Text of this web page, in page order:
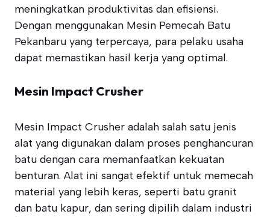
meningkatkan produktivitas dan efisiensi.
Dengan menggunakan Mesin Pemecah Batu
Pekanbaru yang terpercaya, para pelaku usaha
dapat memastikan hasil kerja yang optimal.
Mesin Impact Crusher
Mesin Impact Crusher adalah salah satu jenis
alat yang digunakan dalam proses penghancuran
batu dengan cara memanfaatkan kekuatan
benturan. Alat ini sangat efektif untuk memecah
material yang lebih keras, seperti batu granit
dan batu kapur, dan sering dipilih dalam industri